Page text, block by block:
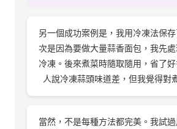
另一個成功案例是，我用冷凍法保
次是因為要做大量蒜香面包，我先
冷凍。後來煮菜時隨取隨用，省了
人說冷凍蒜頭味道差，但我覺得對
當然，不是每種方法都完美。我試